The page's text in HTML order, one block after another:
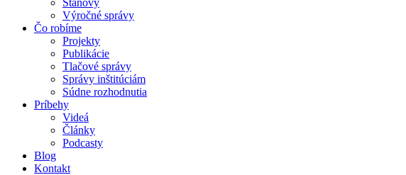
Stanovy
Výročné správy
Čo robíme
Projekty
Publikácie
Tlačové správy
Správy inštitúciám
Súdne rozhodnutia
Príbehy
Videá
Články
Podcasty
Blog
Kontakt